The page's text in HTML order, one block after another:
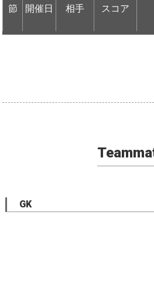
節 開催日 相手 スコア
節 開催日 相手
GK